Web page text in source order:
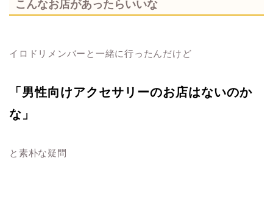
こんなお店があったらいいな
イロドリメンバーと一緒に行ったんだけど
「男性向けアクセサリーのお店はないのか
な」
と素朴な疑問